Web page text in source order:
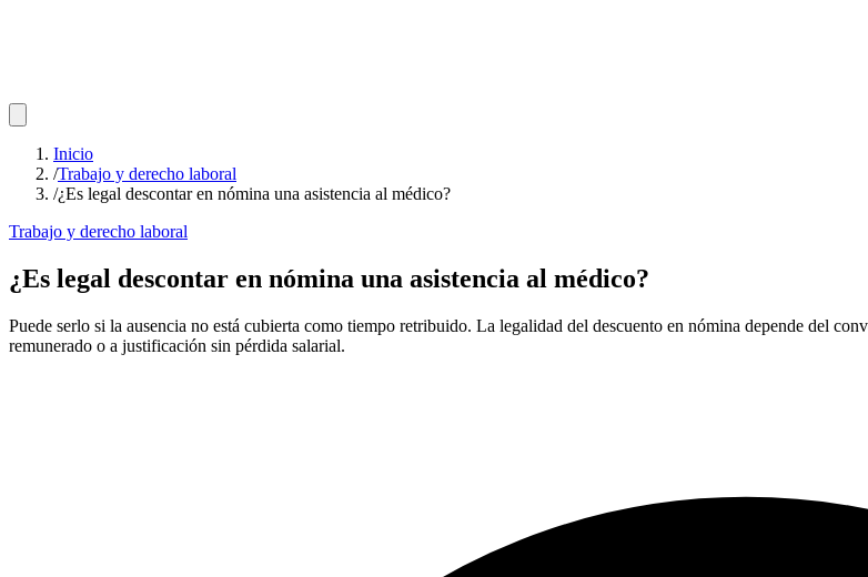
Inicio
/Trabajo y derecho laboral
/¿Es legal descontar en nómina una asistencia al médico?
Trabajo y derecho laboral
¿Es legal descontar en nómina una asistencia al médico?
Puede serlo si la ausencia no está cubierta como tiempo retribuido. La legalidad del descuento en nómina depende del
remunerado o a justificación sin pérdida salarial.